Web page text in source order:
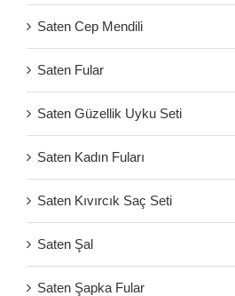
Saten Cep Mendili
Saten Fular
Saten Güzellik Uyku Seti
Saten Kadın Fuları
Saten Kıvırcık Saç Seti
Saten Şal
Saten Şapka Fular